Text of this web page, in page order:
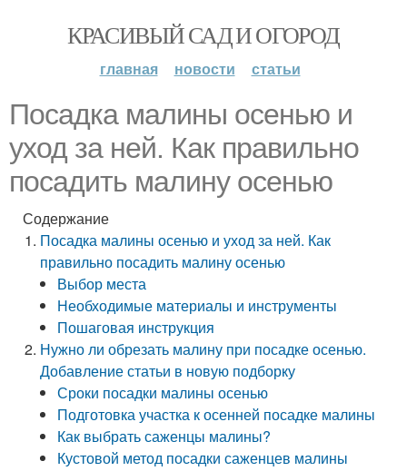
КРАСИВЫЙ САД И ОГОРОД
главная новости статьи
Посадка малины осенью и
уход за ней. Как правильно
посадить малину осенью
Содержание
Посадка малины осенью и уход за ней. Как
правильно посадить малину осенью
Выбор места
Необходимые материалы и инструменты
Пошаговая инструкция
Нужно ли обрезать малину при посадке осенью.
Добавление статьи в новую подборку
Сроки посадки малины осенью
Подготовка участка к осенней посадке малины
Как выбрать саженцы малины?
Кустовой метод посадки саженцев малины